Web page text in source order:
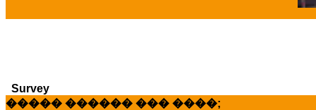
Survey
����� ������ ��� ����;